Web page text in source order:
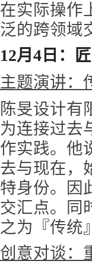
在实际操作
泛的跨领域
12月4日：
主题演讲：
陈旻设计有
为连接过去
作实践。他
去与现在，
特身份。因
交汇点。同
之为『传统
创意对谈：